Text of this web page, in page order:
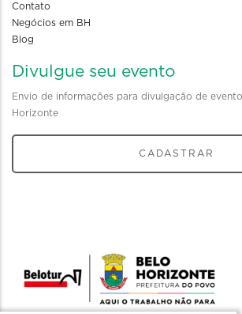
Contato
Negócios em BH
Blog
Divulgue seu evento
Envio de informações para divulgação de
Horizonte
CADASTRAR